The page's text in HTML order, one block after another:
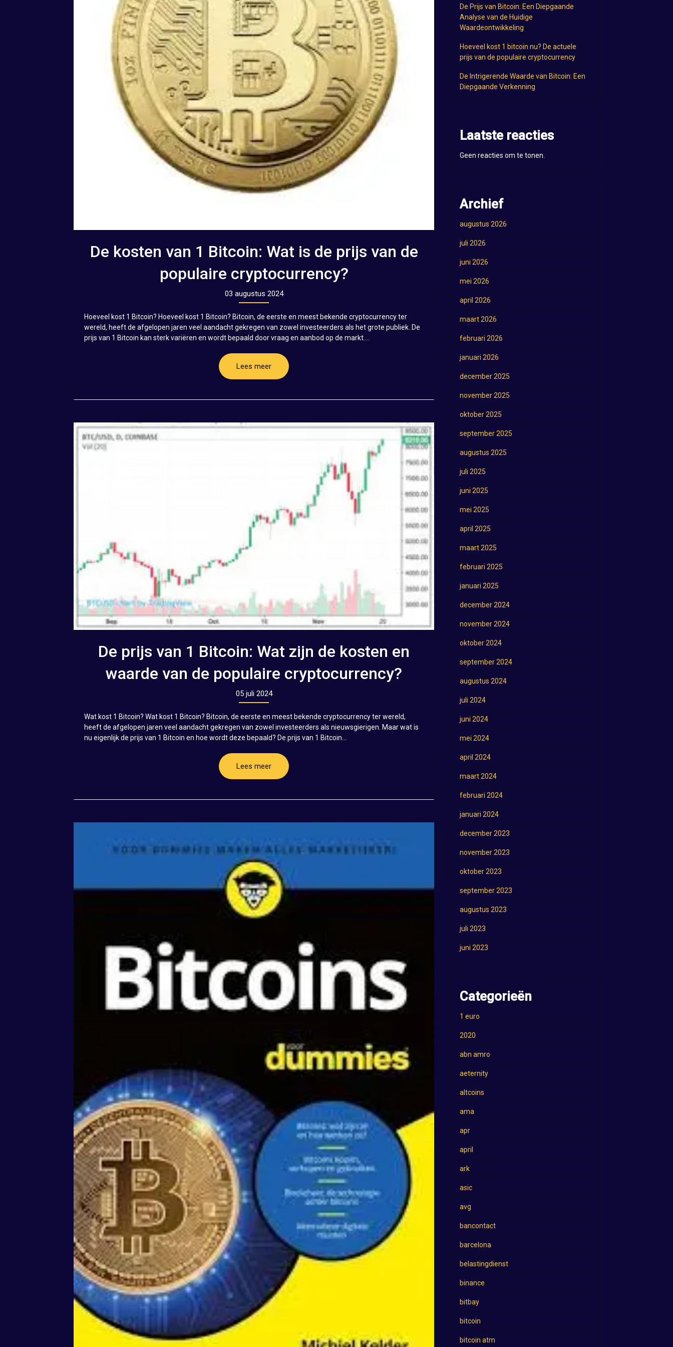
De kosten van 1 Bitcoin: Wat is de prijs van de
populaire cryptocurrency?
03 augustus 2024
Hoeveel kost 1 Bitcoin? Hoeveel kost 1 Bitcoin? Bitcoin, de eerste en meest bekende cryptocurrency ter
wereld, heeft de afgelopen jaren veel aandacht gekregen van zowel investeerders als het grote publiek. De
prijs van 1 Bitcoin kan sterk variëren en wordt bepaald door vraag en aanbod op de markt....
Lees meer
De prijs van 1 Bitcoin: Wat zijn de kosten en
waarde van de populaire cryptocurrency?
05 juli 2024
Wat kost 1 Bitcoin? Wat kost 1 Bitcoin? Bitcoin, de eerste en meest bekende cryptocurrency ter wereld,
heeft de afgelopen jaren veel aandacht gekregen van zowel investeerders als nieuwsgierigen. Maar wat is
nu eigenlijk de prijs van 1 Bitcoin en hoe wordt deze bepaald? De prijs van 1 Bitcoin...
Lees meer
De Prijs van Bitcoin: Een Diepgaande
Analyse van de Huidige
Waardeontwikkeling
Hoeveel kost 1 bitcoin nu? De actuele
prijs van de populaire cryptocurrency
De Intrigerende Waarde van Bitcoin: Een
Diepgaande Verkenning
Laatste reacties
Geen reacties om te tonen.
Archief
augustus 2026
juli 2026
juni 2026
mei 2026
april 2026
maart 2026
februari 2026
januari 2026
december 2025
november 2025
oktober 2025
september 2025
augustus 2025
juli 2025
juni 2025
mei 2025
april 2025
maart 2025
februari 2025
januari 2025
december 2024
november 2024
oktober 2024
september 2024
augustus 2024
juli 2024
juni 2024
mei 2024
april 2024
maart 2024
februari 2024
januari 2024
december 2023
november 2023
oktober 2023
september 2023
augustus 2023
juli 2023
juni 2023
Categorieën
1 euro
2020
abn amro
aeternity
altcoins
ama
apr
april
ark
asic
avg
bancontact
barcelona
belastingdienst
binance
bitbay
bitcoin
bitcoin atm